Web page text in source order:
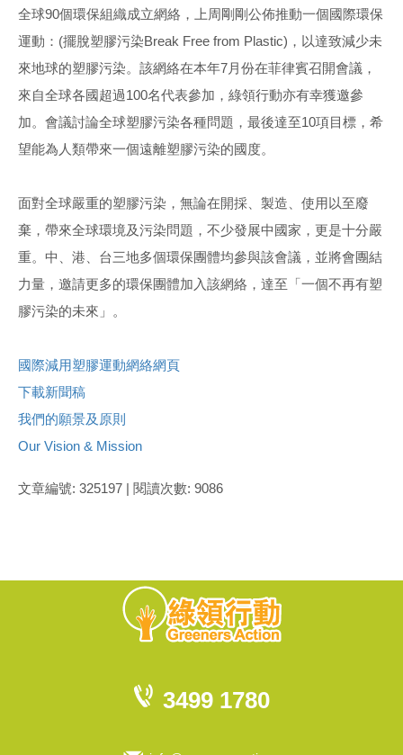
全球90個環保組織成立網絡，上周剛剛公佈推動一個國際環保
運動：(擺脫塑膠污染Break Free from Plastic)，以達致減少未
來地球的塑膠污染。該網絡在本年7月份在菲律賓召開會議，
來自全球各國超過100名代表參加，綠領行動亦有幸獲邀參
加。會議討論全球塑膠污染各種問題，最後達至10項目標，希
望能為人類帶來一個遠離塑膠污染的國度。
面對全球嚴重的塑膠污染，無論在開採、製造、使用以至廢
棄，帶來全球環境及污染問題，不少發展中國家，更是十分嚴
重。中、港、台三地多個環保團體均參與該會議，並將會團結
力量，邀請更多的環保團體加入該網絡，達至「一個不再有塑
膠污染的未來」。
國際減用塑膠運動網絡網頁
下載新聞稿
我們的願景及原則
Our Vision & Mission
文章編號: 325197 | 閱讀次數: 9086
3499 1780